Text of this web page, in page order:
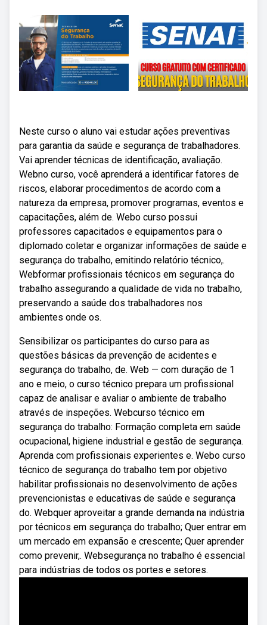
Neste curso o aluno vai estudar ações preventivas
para garantia da saúde e segurança de trabalhadores.
Vai aprender técnicas de identificação, avaliação.
Webno curso, você aprenderá a identificar fatores de
riscos, elaborar procedimentos de acordo com a
natureza da empresa, promover programas, eventos e
capacitações, além de. Webo curso possui
professores capacitados e equipamentos para o
diplomado coletar e organizar informações de saúde e
segurança do trabalho, emitindo relatório técnico,.
Webformar profissionais técnicos em segurança do
trabalho assegurando a qualidade de vida no trabalho,
preservando a saúde dos trabalhadores nos
ambientes onde os.
Sensibilizar os participantes do curso para as
questões básicas da prevenção de acidentes e
segurança do trabalho, de. Web — com duração de 1
ano e meio, o curso técnico prepara um profissional
capaz de analisar e avaliar o ambiente de trabalho
através de inspeções. Webcurso técnico em
segurança do trabalho: Formação completa em saúde
ocupacional, higiene industrial e gestão de segurança.
Aprenda com profissionais experientes e. Webo curso
técnico de segurança do trabalho tem por objetivo
habilitar profissionais no desenvolvimento de ações
prevencionistas e educativas de saúde e segurança
do. Webquer aproveitar a grande demanda na indústria
por técnicos em segurança do trabalho; Quer entrar em
um mercado em expansão e crescente; Quer aprender
como prevenir,. Websegurança no trabalho é essencial
para indústrias de todos os portes e setores.